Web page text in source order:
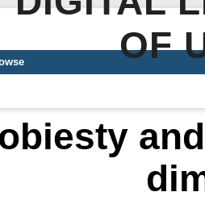
OF